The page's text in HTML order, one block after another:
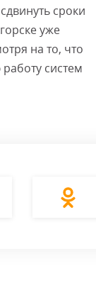
сроки
уже
на то, что
систем